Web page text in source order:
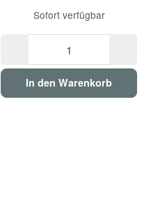
Sofort verfügbar
In den Warenkorb